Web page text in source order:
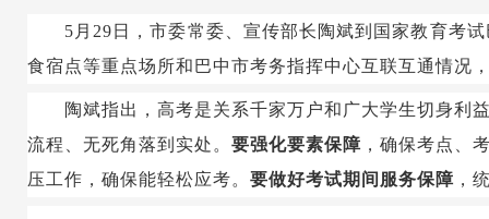
5月29日，市委常委、宣传部长陶斌到国家教育考
食宿点等重点场所和巴中市考务指挥中心互联互通情况
陶斌指出，高考是关系千家万户和广大学生切身利
流程、无死角落到实处。 要强化要素保障 ，确保考点、
压工作，确保能轻松应考。 要做好考试期间服务保障 ，